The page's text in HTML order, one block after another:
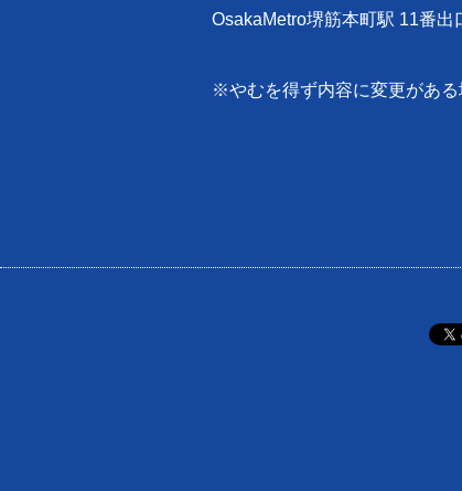
OsakaMetro堺筋本町駅 11番出
※やむを得ず内容に変更がある